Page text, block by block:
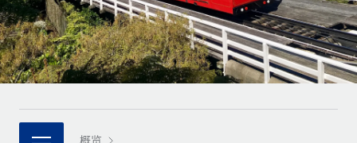
基础设施
Remote Embedded
将人力资源无缝融入工作流程
团队的内置核心人力资源功能
连接 新的
中型市场
通过定制化人力资源解决方案扩展团队
企业
研究与指引
案例研究
人力资源术语表
核对表和模板
职位描述库
Deutsch
Español
Italiano
Português (Portugal)